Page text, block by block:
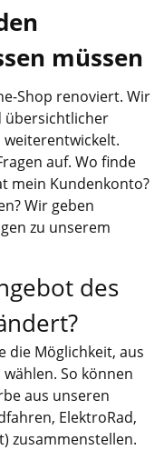
müssen
Shop renoviert. Wir
übersichtlicher
auf. Wo finde
mein Kundenkonto?
Wir geben
zu unserem
des
die Möglichkeit, aus
So können
aus unseren
ElektroRad,
zusammenstellen.